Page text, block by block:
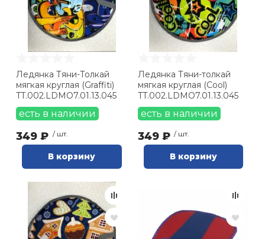
Ледянка Тяни-Толкай
мягкая круглая (Graffiti)
TT.002.LDMO7.01.13.045
есть в наличии
349 ₽ / шт.
В корзину
Ледянка Тяни-толкай
мягкая круглая (Cool)
TT.002.LDMO7.01.13.045
есть в наличии
349 ₽ / шт.
В корзину